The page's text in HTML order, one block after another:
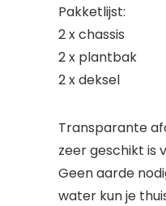
Pakketlijst:
2 x chassis
2 x plantbak
2 x deksel
Transparante
zeer geschikt is
Geen aarde
water kun je